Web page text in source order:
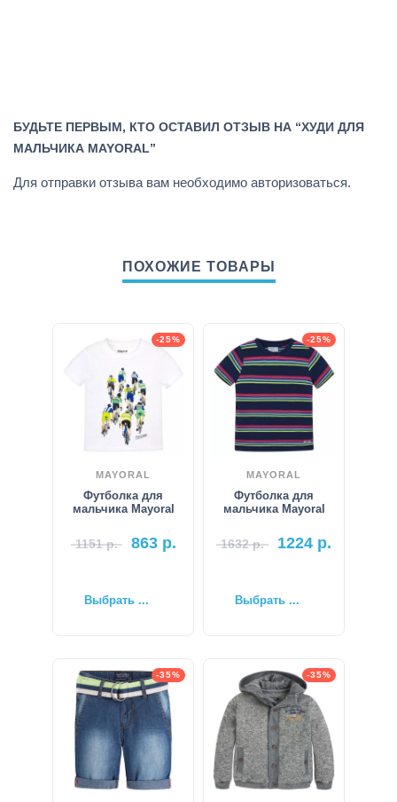
БУДЬТЕ ПЕРВЫМ, КТО ОСТАВИЛ ОТЗЫВ НА “ХУДИ ДЛЯ
МАЛЬЧИКА MAYORAL”
Для отправки отзыва вам необходимо авторизоваться.
ПОХОЖИЕ ТОВАРЫ
-25%
MAYORAL
Футболка для
мальчика Mayoral
1151р. 863р.
Выбрать ...
-25%
MAYORAL
Футболка для
мальчика Mayoral
1632р. 1224 р.
Выбрать ...
-35% -35%